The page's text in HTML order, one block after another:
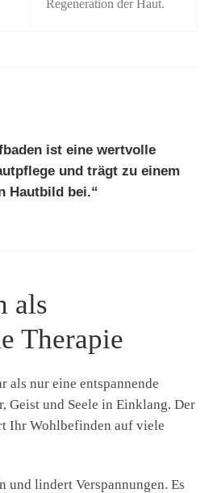
Regeneration der Haut.
ist eine wertvolle
und trägt zu einem
Hautbild bei.“
als
Therapie
als nur eine entspannende
Geist und Seele in Einklang. Der
Ihr Wohlbefinden auf viele
und lindert Verspannungen. Es